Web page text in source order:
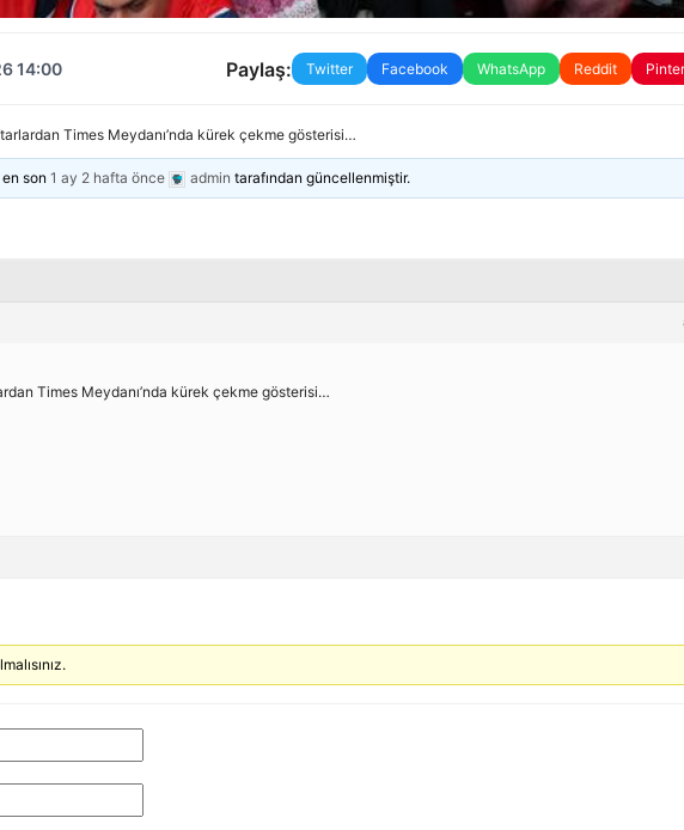
14:00 Paylaş: Twitter Facebook WhatsApp Reddit
Times Meydanı’nda kürek çekme gösterisi…
en son1 ay 2 hafta önce admin tarafından güncellenmiştir.
Times Meydanı’nda kürek çekme gösterisi…